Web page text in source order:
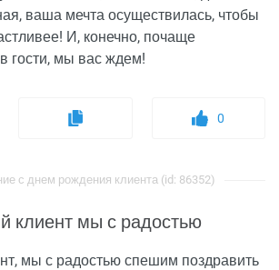
ваша мечта осуществилась, чтобы
И, конечно, почаще
гости, мы вас ждем!
0
с днем рождения клиента (id: 86352)
клиент мы с радостью
мы с радостью спешим поздравить